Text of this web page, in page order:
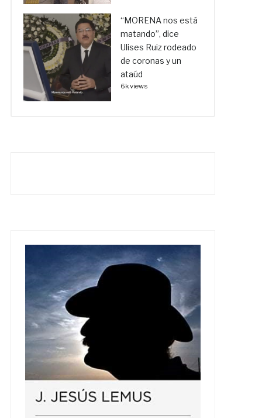
“MORENA nos está
matando”, dice
Ulises Ruiz rodeado
de coronas y un
ataúd
6k views